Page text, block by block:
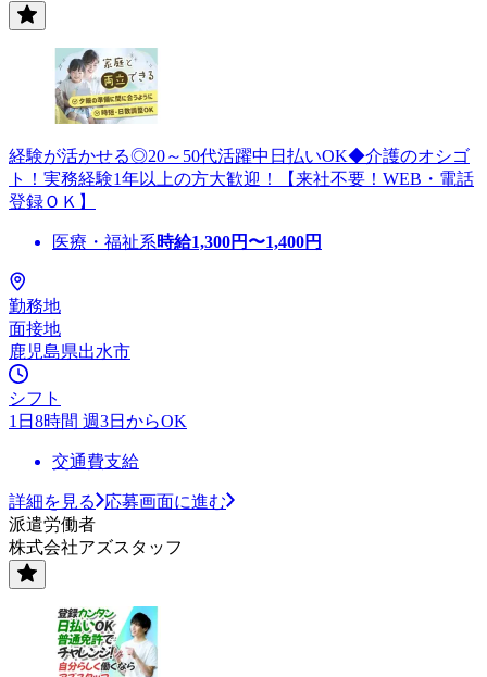
経験が活かせる◎20～50代活躍中日払いOK◆介護のオシゴ
ト！実務経験1年以上の方大歓迎！【来社不要！WEB・電話
登録ＯＫ】
医療・福祉系時給1,300円〜1,400円
勤務地
面接地
鹿児島県出水市
シフト
1日8時間 週3日からOK
交通費支給
詳細を見る
応募画面に進む
派遣労働者
株式会社アズスタッフ